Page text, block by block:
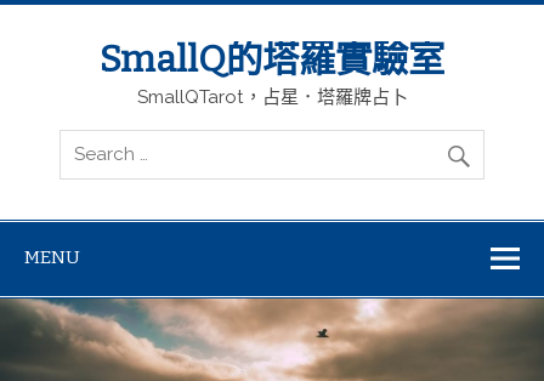
SmallQ的塔羅實驗室
SmallQTarot，占星．塔羅牌占卜
MENU